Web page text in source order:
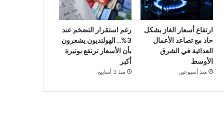
ارتفاع أسعار الغاز بشكل
حاد مع تصاعد الأعمال
العدائية في الشرق
الأوسط
منذ أسبوعين
رغم استقرار التضخم عند
3%.. الهولنديون يشعرون
بأن الأسعار ترتفع بوتيرة
أكبر
منذ 3 أسابيع